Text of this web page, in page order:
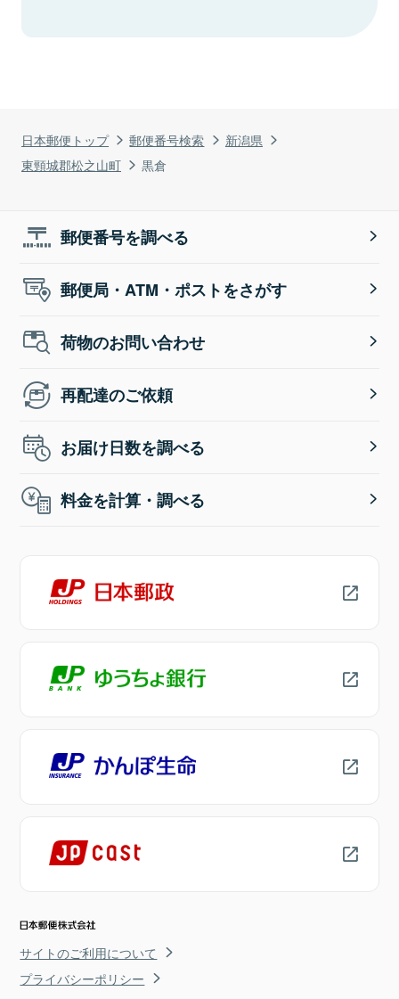
日本郵便トップ 郵便番号検索
新潟県
東頸城郡松之山町
黒倉
郵便番号を調べる
郵便局・ATM・ポストをさがす
荷物のお問い合わせ
再配達のご依頼
お届け日数を調べる
料金を計算・調べる
サイトのご利用について
プライバシーポリシー